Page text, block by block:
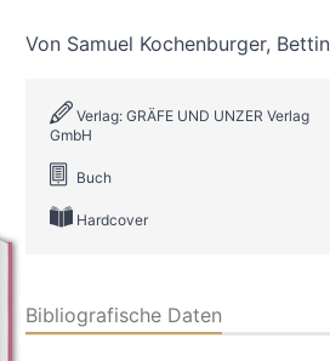
Von Samuel Kochenburger,
Verlag: GRÄFE UND UNZER Verlag
GmbH
Buch
Hardcover
Bibliografische Daten